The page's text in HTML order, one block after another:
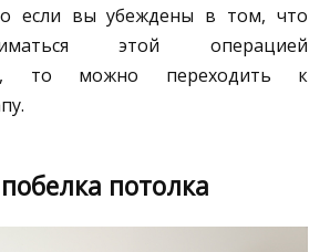
если вы убеждены в том, что
этой операцией
то можно переходить к
потолка